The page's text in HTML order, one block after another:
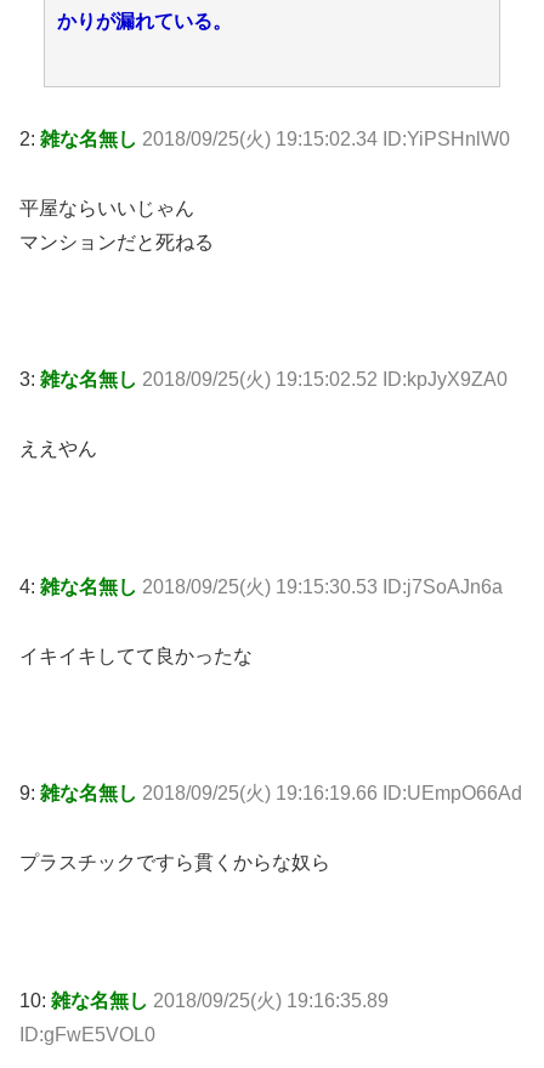
かりが漏れている。
2: 雑な名無し 2018/09/25(火) 19:15:02.34 ID:YiPSHnlW0
平屋ならいいじゃん
マンションだと死ねる
3: 雑な名無し 2018/09/25(火) 19:15:02.52 ID:kpJyX9ZA0
ええやん
4: 雑な名無し 2018/09/25(火) 19:15:30.53 ID:j7SoAJn6a
イキイキしてて良かったな
9: 雑な名無し 2018/09/25(火) 19:16:19.66 ID:UEmpO66Ad
プラスチックですら貫くからな奴ら
10: 雑な名無し 2018/09/25(火) 19:16:35.89
ID:gFwE5VOL0